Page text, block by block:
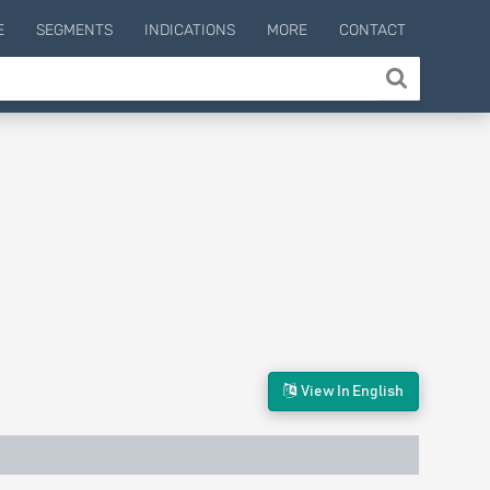
SEGMENTS INDICATIONS MORE CONTACT
View In English